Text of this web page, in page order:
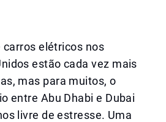
carros elétricos nos
estão cada vez mais
mas para muitos, o
entre Abu Dhabi e Dubai
livre de estresse. Uma